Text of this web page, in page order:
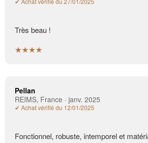
Très beau !
★★★★
Pellan
REIMS, France · janv. 2025
✔ Achat vérifié du 12/01/2025
Fonctionnel, robuste, intemporel et